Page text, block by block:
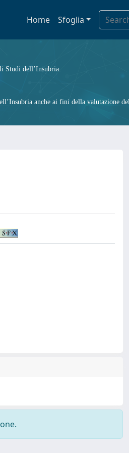
Home Sfoglia
Studi dell’Insubria.
anche ai fini della valutazione